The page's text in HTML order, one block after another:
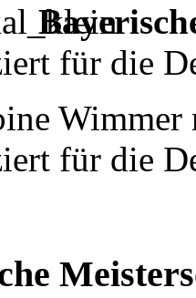
für die
für die